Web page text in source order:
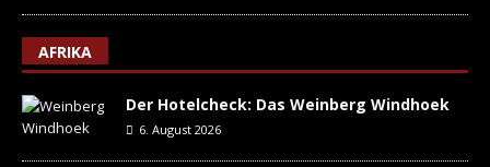
AFRIKA
Der Hotelcheck: Das Weinberg Windhoek
6. August 2026